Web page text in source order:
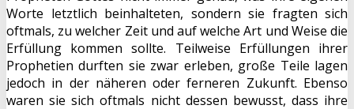
Worte letztlich beinhalteten, sondern sie fragten sich
oftmals, zu welcher Zeit und auf welche Art und Weise die
Erfüllung kommen sollte. Teilweise Erfüllungen ihrer
Prophetien durften sie zwar erleben, große Teile lagen
jedoch in der näheren oder ferneren Zukunft. Ebenso
waren sie sich oftmals nicht dessen bewusst, dass ihre